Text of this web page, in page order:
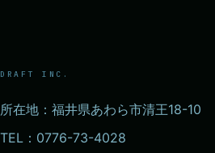
DRAFT INC.
所在地：福井県あわら市清王18-10
TEL：0776-73-4028